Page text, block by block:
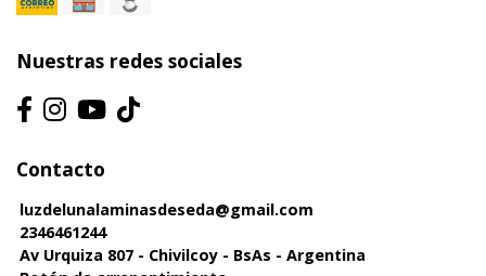
Nuestras redes sociales
Contacto
luzdelunalaminasdeseda@gmail.com
2346461244
Av Urquiza 807 - Chivilcoy - BsAs - Argentina